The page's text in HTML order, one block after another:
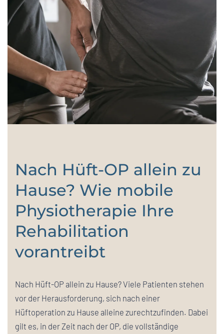
Nach Hüft-OP allein zu
Hause? Wie mobile
Physiotherapie Ihre
Rehabilitation
vorantreibt
Nach Hüft-OP allein zu Hause? Viele Patienten stehen
vor der Herausforderung, sich nach einer
Hüftoperation zu Hause alleine zurechtzufinden. Dabei
gilt es, in der Zeit nach der OP, die vollständige